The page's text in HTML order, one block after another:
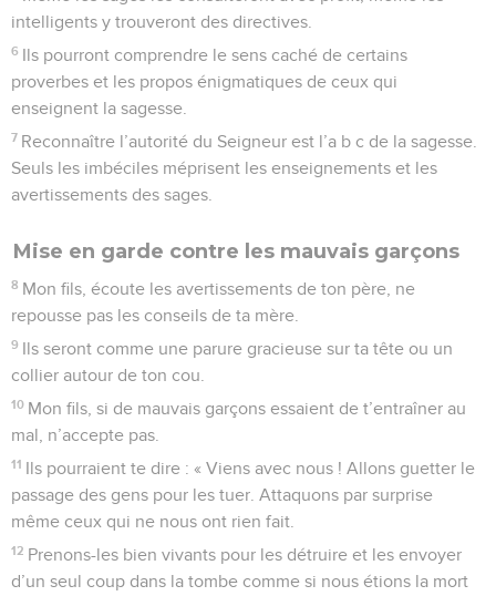
intelligents y trouveront des directives.
6 Ils pourront comprendre le sens caché de certains
proverbes et les propos énigmatiques de ceux qui
enseignent la sagesse.
7 Reconnaître l’autorité du Seigneur est l’a b c de la sagesse.
Seuls les imbéciles méprisent les enseignements et les
avertissements des sages.
Mise en garde contre les mauvais garçons
8 Mon fils, écoute les avertissements de ton père, ne
repousse pas les conseils de ta mère.
9 Ils seront comme une parure gracieuse sur ta tête ou un
collier autour de ton cou.
10 Mon fils, si de mauvais garçons essaient de t’entraîner au
mal, n’accepte pas.
11 Ils pourraient te dire : « Viens avec nous ! Allons guetter le
passage des gens pour les tuer. Attaquons par surprise
même ceux qui ne nous ont rien fait.
12 Prenons-les bien vivants pour les détruire et les envoyer
d’un seul coup dans la tombe comme si nous étions la mort